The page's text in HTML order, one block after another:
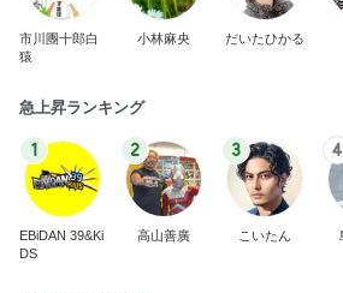
市川團十郎白
猿
小林麻央 だいたひかる
急上昇ランキング
1
EBiDAN 39&Ki
DS
2
高山善廣
3
こいたん
4